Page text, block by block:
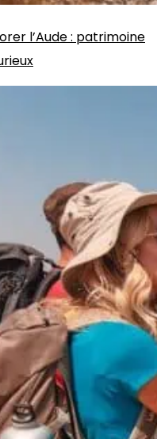
l’Aude : patrimoine